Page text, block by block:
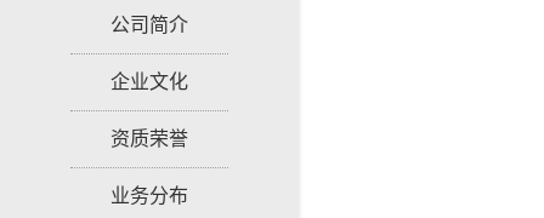
公司简介
企业文化
资质荣誉
业务分布